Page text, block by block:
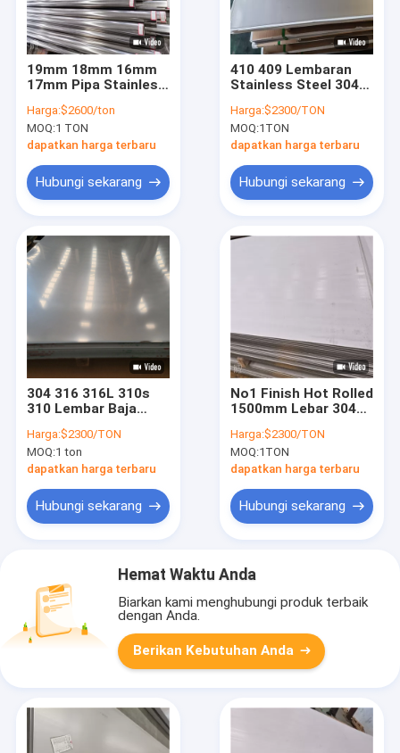
19mm 18mm 16mm
17mm Pipa Stainless
Selesai 304 316
Harga:$2600/ton
MOQ:1 TON
dapatkan harga terbaru
Hubungi sekarang
410 409 Lembaran
Stainless Steel 304
3mm 6mm 8mm Cold
Rolled
Harga:$2300/TON
MOQ:1TON
dapatkan harga terbaru
Hubungi sekarang
304 316 316L 310s
310 Lembar Baja
1mm
Harga:$2300/TON
MOQ:1 ton
dapatkan harga terbaru
Hubungi sekarang
No1 Finish Hot Rolled
1500mm Lebar 304
Sheet Tebal 0.1mm
Harga:$2300/TON
MOQ:1TON
dapatkan harga terbaru
Hubungi sekarang
Hemat Waktu Anda
Biarkan kami menghubungi produk terbaik
dengan Anda.
Berikan Kebutuhan Anda